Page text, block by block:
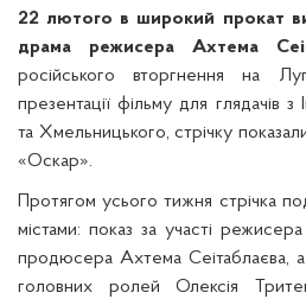
22 лютого в широкий прокат
драма режисера Ахтема
російського вторгнення на
презентації фільму для глядачів з
та Хмельницького, стрічку
«Оскар».
Протягом усього тижня стрічка
містами: показ за участі
продюсера Ахтема Сеітаблаєва, а
головних ролей Олексія